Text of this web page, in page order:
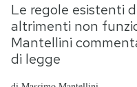
Politica
Tecnologia
Internet
Le regole esistenti
altrimenti non
Mantellini
di legge